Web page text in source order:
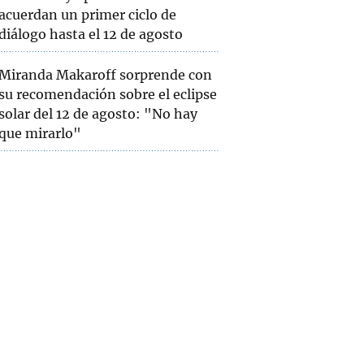
un primer ciclo de
hasta el 12 de agosto
Makaroff sorprende con
recomendación sobre el eclipse
del 12 de agosto: "No hay
mirarlo"